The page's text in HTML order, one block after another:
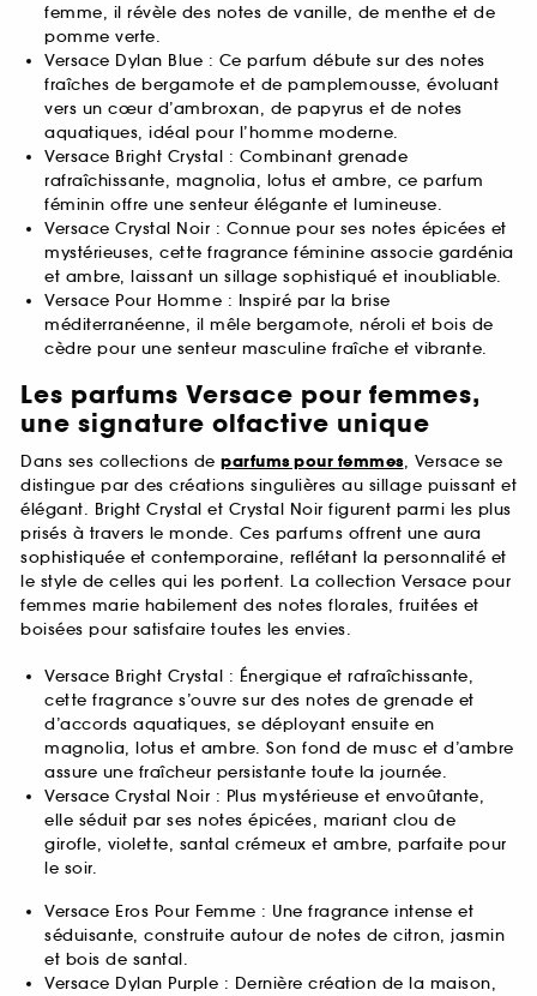
femme, il révèle des notes de vanille, de menthe et de
pomme verte.
Versace Dylan Blue : Ce parfum débute sur des notes
fraîches de bergamote et de pamplemousse, évoluant
vers un cœur d’ambroxan, de papyrus et de notes
aquatiques, idéal pour l’homme moderne.
Versace Bright Crystal : Combinant grenade
rafraîchissante, magnolia, lotus et ambre, ce parfum
féminin offre une senteur élégante et lumineuse.
Versace Crystal Noir : Connue pour ses notes épicées et
mystérieuses, cette fragrance féminine associe gardénia
et ambre, laissant un sillage sophistiqué et inoubliable.
Versace Pour Homme : Inspiré par la brise
méditerranéenne, il mêle bergamote, néroli et bois de
cèdre pour une senteur masculine fraîche et vibrante.
Les parfums Versace pour femmes,
une signature olfactive unique
Dans ses collections de parfums pour femmes, Versace se
distingue par des créations singulières au sillage puissant et
élégant. Bright Crystal et Crystal Noir figurent parmi les plus
prisés à travers le monde. Ces parfums offrent une aura
sophistiquée et contemporaine, reflétant la personnalité et
le style de celles qui les portent. La collection Versace pour
femmes marie habilement des notes florales, fruitées et
boisées pour satisfaire toutes les envies.
Versace Bright Crystal : Énergique et rafraîchissante,
cette fragrance s’ouvre sur des notes de grenade et
d’accords aquatiques, se déployant ensuite en
magnolia, lotus et ambre. Son fond de musc et d’ambre
assure une fraîcheur persistante toute la journée.
Versace Crystal Noir : Plus mystérieuse et envoûtante,
elle séduit par ses notes épicées, mariant clou de
girofle, violette, santal crémeux et ambre, parfaite pour
le soir.
Versace Eros Pour Femme : Une fragrance intense et
séduisante, construite autour de notes de citron, jasmin
et bois de santal.
Versace Dylan Purple : Dernière création de la maison,